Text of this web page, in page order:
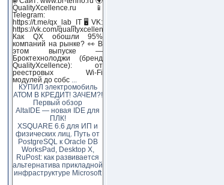
QualityXcellence.ru 📱
Telegram:
https://t.me/qx_lab_IT 🖥 VK:
https://vk.com/qualityxcellenc
Как QX обошли 95%
компаний на рынке? 👀 В
этом выпуске —
Броктехнолоджи (бренд
QualityXcellence): от
реестровых Wi-Fi
модулей до собс
КУПИЛ электромобиль
АТОМ В КРЕДИТ! ЗАЧЕМ?!
Первый обзор
AltaIDE — новая IDE для
ПЛК!
XSQUARE 6.6 для ИП и
физических лиц. Путь от
PostgreSQL к Oracle DB
WorksPad, Desktop X,
RuPost: как развивается
альтернатива прикладной
инфраструктуре Microsoft